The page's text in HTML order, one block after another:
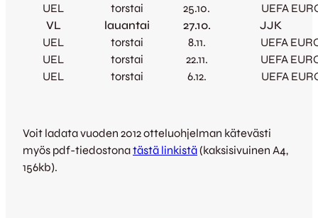
UEL
torstai 25.10.
UEFA
VL
lauantai 27.10.
JJK
UEL
torstai 8.11.
UEFA
UEL
torstai 22.11.
UEFA
UEL
torstai 6.12. UEFA
Voit ladata vuoden 2012 otteluohjelman kätevästi
myös pdf-tiedostonatästä linkistä(kaksisivuinen A4,
156kb).